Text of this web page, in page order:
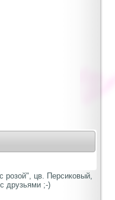
розой", цв. Персиковый,
друзьями ;-)